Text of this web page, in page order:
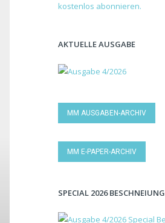
AKTUELLE AUSGABE
MM AUSGABEN-ARCHIV
MM E-PAPER-ARCHIV
SPECIAL 2026 BESCHNEIUNG